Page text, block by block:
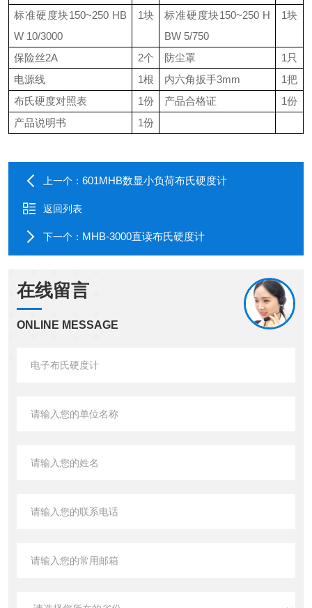
标准硬度块150~250 HB
W 10/3000
1块 标准硬度块150~250 H
BW 5/750
1块
保险丝2A 2个 防尘罩 1 只
电源线
1根 内六角扳手3mm 1把
布氏硬度对照表
1份 产品合格证 1份
产品说明书
1份
上一个： 601MHB数显小负荷布氏硬度计
返回列表
下一个： MHB-3000直读布氏硬度计
在线留言
ONLINE MESSAGE